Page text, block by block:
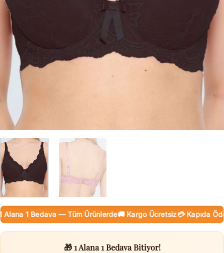
1 Bedava — Tüm Ürünlerde🚚 Kargo Ücretsiz💳 Kapıda
🎁 1 Alana 1 Bedava Bitiyor!